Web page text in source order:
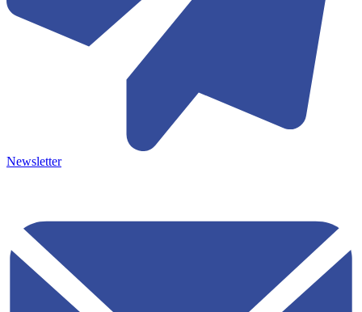
Newsletter